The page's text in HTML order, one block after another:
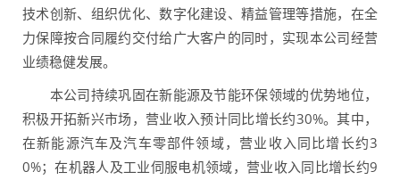
技术创新、组织优化、数字化建设、精益管理等措施，在全
力保障按合同履约交付给广大客户的同时，实现本公司经营
业绩稳健发展。
本公司持续巩固在新能源及节能环保领域的优势地位，
积极开拓新兴市场，营业收入预计同比增长约30%。其中，
在新能源汽车及汽车零部件领域，营业收入同比增长约3
0%；在机器人及工业伺服电机领域，营业收入同比增长约9